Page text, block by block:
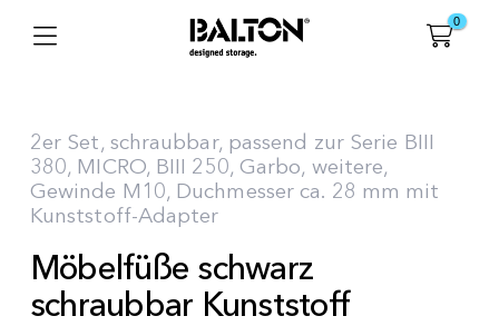
0
2er Set, schraubbar, passend zur Serie BIII
380, MICRO, BIII 250, Garbo, weitere,
Gewinde M10, Duchmesser ca. 28 mm mit
Kunststoff-Adapter
Möbelfüße schwarz
schraubbar Kunststoff